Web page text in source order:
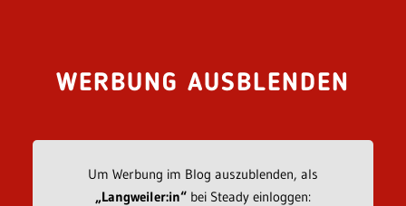
WERBUNG AUSBLENDEN
Um Werbung im Blog auszublenden, als
„Langweiler:in“bei Steady einloggen: